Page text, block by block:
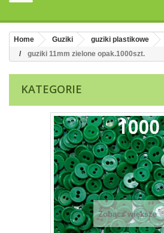
Home Guziki guziki plastikowe
guziki 11mm zielone opak.1000szt.
KATEGORIE
Zobacz większe